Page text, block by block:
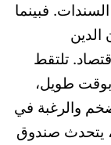
فبينما
الدين
تلتقط
بوقت طويل،
والرغبة في
يتحدث صندوق